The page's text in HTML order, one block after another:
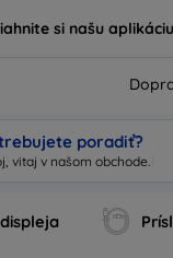
si našu aplikáciu
poradiť?